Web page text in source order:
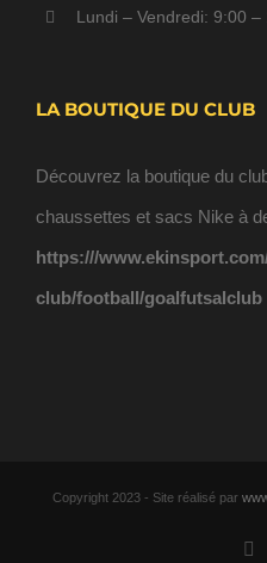
Lundi – Vendredi: 9:00 –
LA BOUTIQUE DU CLUB
Découvrez la boutique du
chaussettes et sacs Nike à
https:///
club/football/goalfutsalclub
Copyright 2023 - Site réalisé par